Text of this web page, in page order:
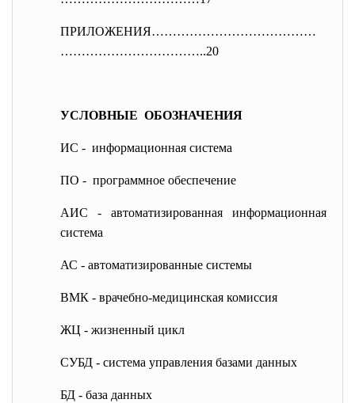
ПРИЛОЖЕНИЯ…………………………………
……………………………..20
УСЛОВНЫЕ ОБОЗНАЧЕНИЯ
ИС - информационная система
ПО - программное обеспечение
АИС - автоматизированная информационная
система
АС - автоматизированные системы
ВМК - врачебно-медицинская комиссия
ЖЦ - жизненный цикл
СУБД - система управления базами данных
БД - база данных